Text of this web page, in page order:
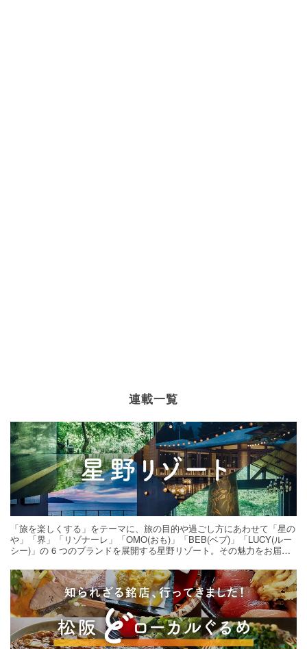
連載一覧
「旅を楽しくする」をテーマに、旅の目的や過ごし方にあわせて「星の
や」「界」「リゾナーレ」「OMO(おも)」「BEB(ベブ)」「LUCY(ルー
シー)」の 6 つのブランドを展開する星野リゾート。その魅力をお届け